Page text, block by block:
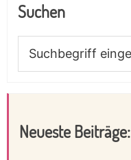
Suchen
eingeben...
Neueste Beiträge: